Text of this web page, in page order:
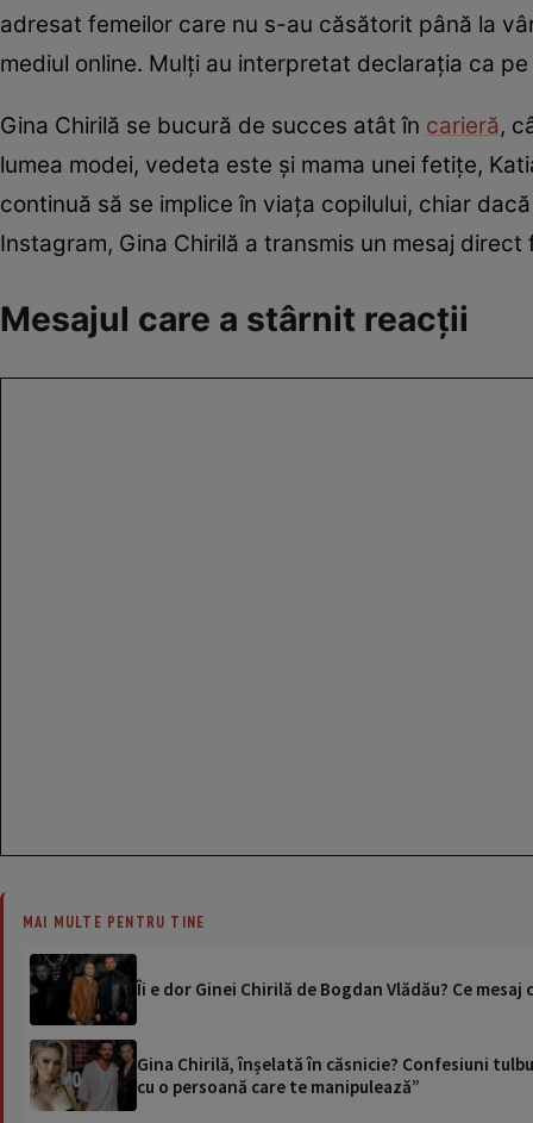
adresat femeilor care nu s-au căsătorit până la
mediul online. Mulți au interpretat declarația ca
Gina Chirilă se bucură de succes atât în carieră,
lumea modei, vedeta este și mama unei fetițe,
continuă să se implice în viața copilului, chiar
Instagram, Gina Chirilă a transmis un mesaj
Mesajul care a stârnit reacții
MAI MULTE PENTRU TINE
Îi e dor Ginei Chirilă de Bogdan Vlădău? Ce
Gina Chirilă, înșelată în căsnicie? Confesiuni
cu o persoană care te manipulează”